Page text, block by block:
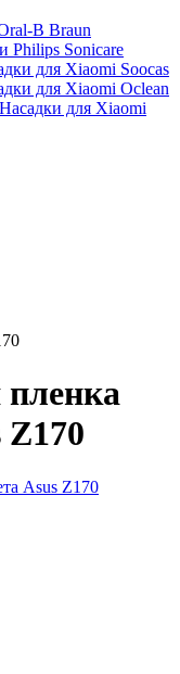
B Braun
Philips Sonicare
для Xiaomi Soocas
для Xiaomi Oclean
Насадки для Xiaomi